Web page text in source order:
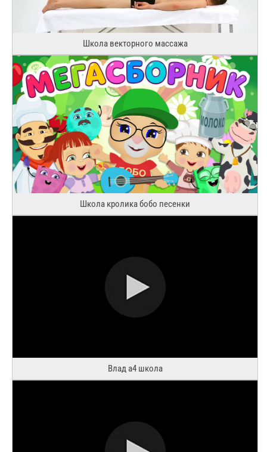
Школа векторного массажа
Школа кролика бобо песенки
Влад а4 школа